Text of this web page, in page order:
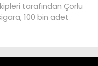
tarafından Çorlu
100 bin adet